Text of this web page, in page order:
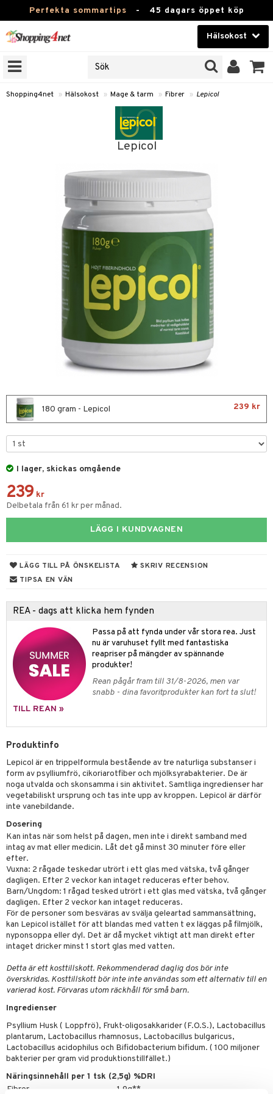
Perfekta sommartips - 45 dagars öppet köp
Hälsokost
Skönhet
Kontaktlinser
Leksaker, Barn & Baby
Varumärken
Shopping4net » Hälsokost » Mage & tarm » Fibrer » Lepicol
Lepicol
180 gram - Lepicol 239 kr
I lager, skickas omgående
239 kr
Delbetala från 61 kr per månad.
LÄGG I KUNDVAGNEN
LÄGG TILL PÅ ÖNSKELISTA
SKRIV RECENSION
TIPSA EN VÄN
REA - dags att klicka hem fynden
Passa på att fynda under vår stora rea. Just
nu är varuhuset fyllt med fantastiska
reapriser på mängder av spännande
produkter!
Rean pågår fram till 31/8-2026, men var
snabb - dina favoritprodukter kan fort ta slut!
TILL REAN »
Produktinfo
Lepicol är en trippelformula bestående av tre naturliga substanser i
form av psylliumfrö, cikoriarotfiber och mjölksyrabakterier. De är
noga utvalda och skonsamma i sin aktivitet. Samtliga ingredienser har
vegetabiliskt ursprung och tas inte upp av kroppen. Lepicol är därför
inte vanebildande.
Dosering
Kan intas när som helst på dagen, men inte i direkt samband med
intag av mat eller medicin. Låt det gå minst 30 minuter före eller
efter.
Vuxna: 2 rågade teskedar utrört i ett glas med vätska, två gånger
dagligen. Efter 2 veckor kan intaget reduceras efter behov.
Barn/Ungdom: 1 rågad tesked utrört i ett glas med vätska, två gånger
dagligen. Efter 2 veckor kan intaget reduceras.
För de personer som besväras av svälja geleartad sammansättning,
kan Lepicol istället för att blandas med vatten t ex läggas på filmjölk,
nyponsoppa eller dyl. Det är då mycket viktigt att man direkt efter
intaget dricker minst 1 stort glas med vatten.
Detta är ett kosttillskott. Rekommenderad daglig dos bör inte
överskridas. Kosttillskott bör inte inte användas som ett alternativ till en
varierad kost. Förvaras utom räckhåll för små barn.
Ingredienser
Psyllium Husk ( Loppfrö), Frukt-oligosakkarider (F.O.S.), Lactobacillus
plantarum, Lactobacillus rhamnosus, Lactobacillus bulgaricus,
Lactobacillus acidophilus och Bifidobacterium bifidum. ( 100 miljoner
bakterier per gram vid produktionstillfället.)
Näringsinnehåll per 1 tsk (2,5g) %DRI
Fibrer
1,9g**
& hals
& buljong
& oro
& avgiftning
fot
dusch & tvål
utan sol
K
svar